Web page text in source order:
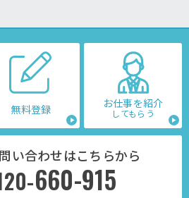
無料登録 お仕事を紹介
してもらう
い合わせはこちらから
660-915